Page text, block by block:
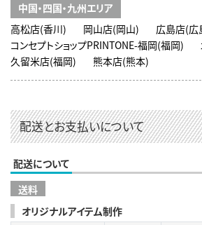
中国・四国・九州エリア
高松店(香川)
岡山店(岡山)
広島店(広
コンセプトショップPRINTONE-福岡(福岡)
久留米店(福岡)
熊本店(熊本)
配送とお支払いについて
配送について
送料
オリジナルアイテム制作